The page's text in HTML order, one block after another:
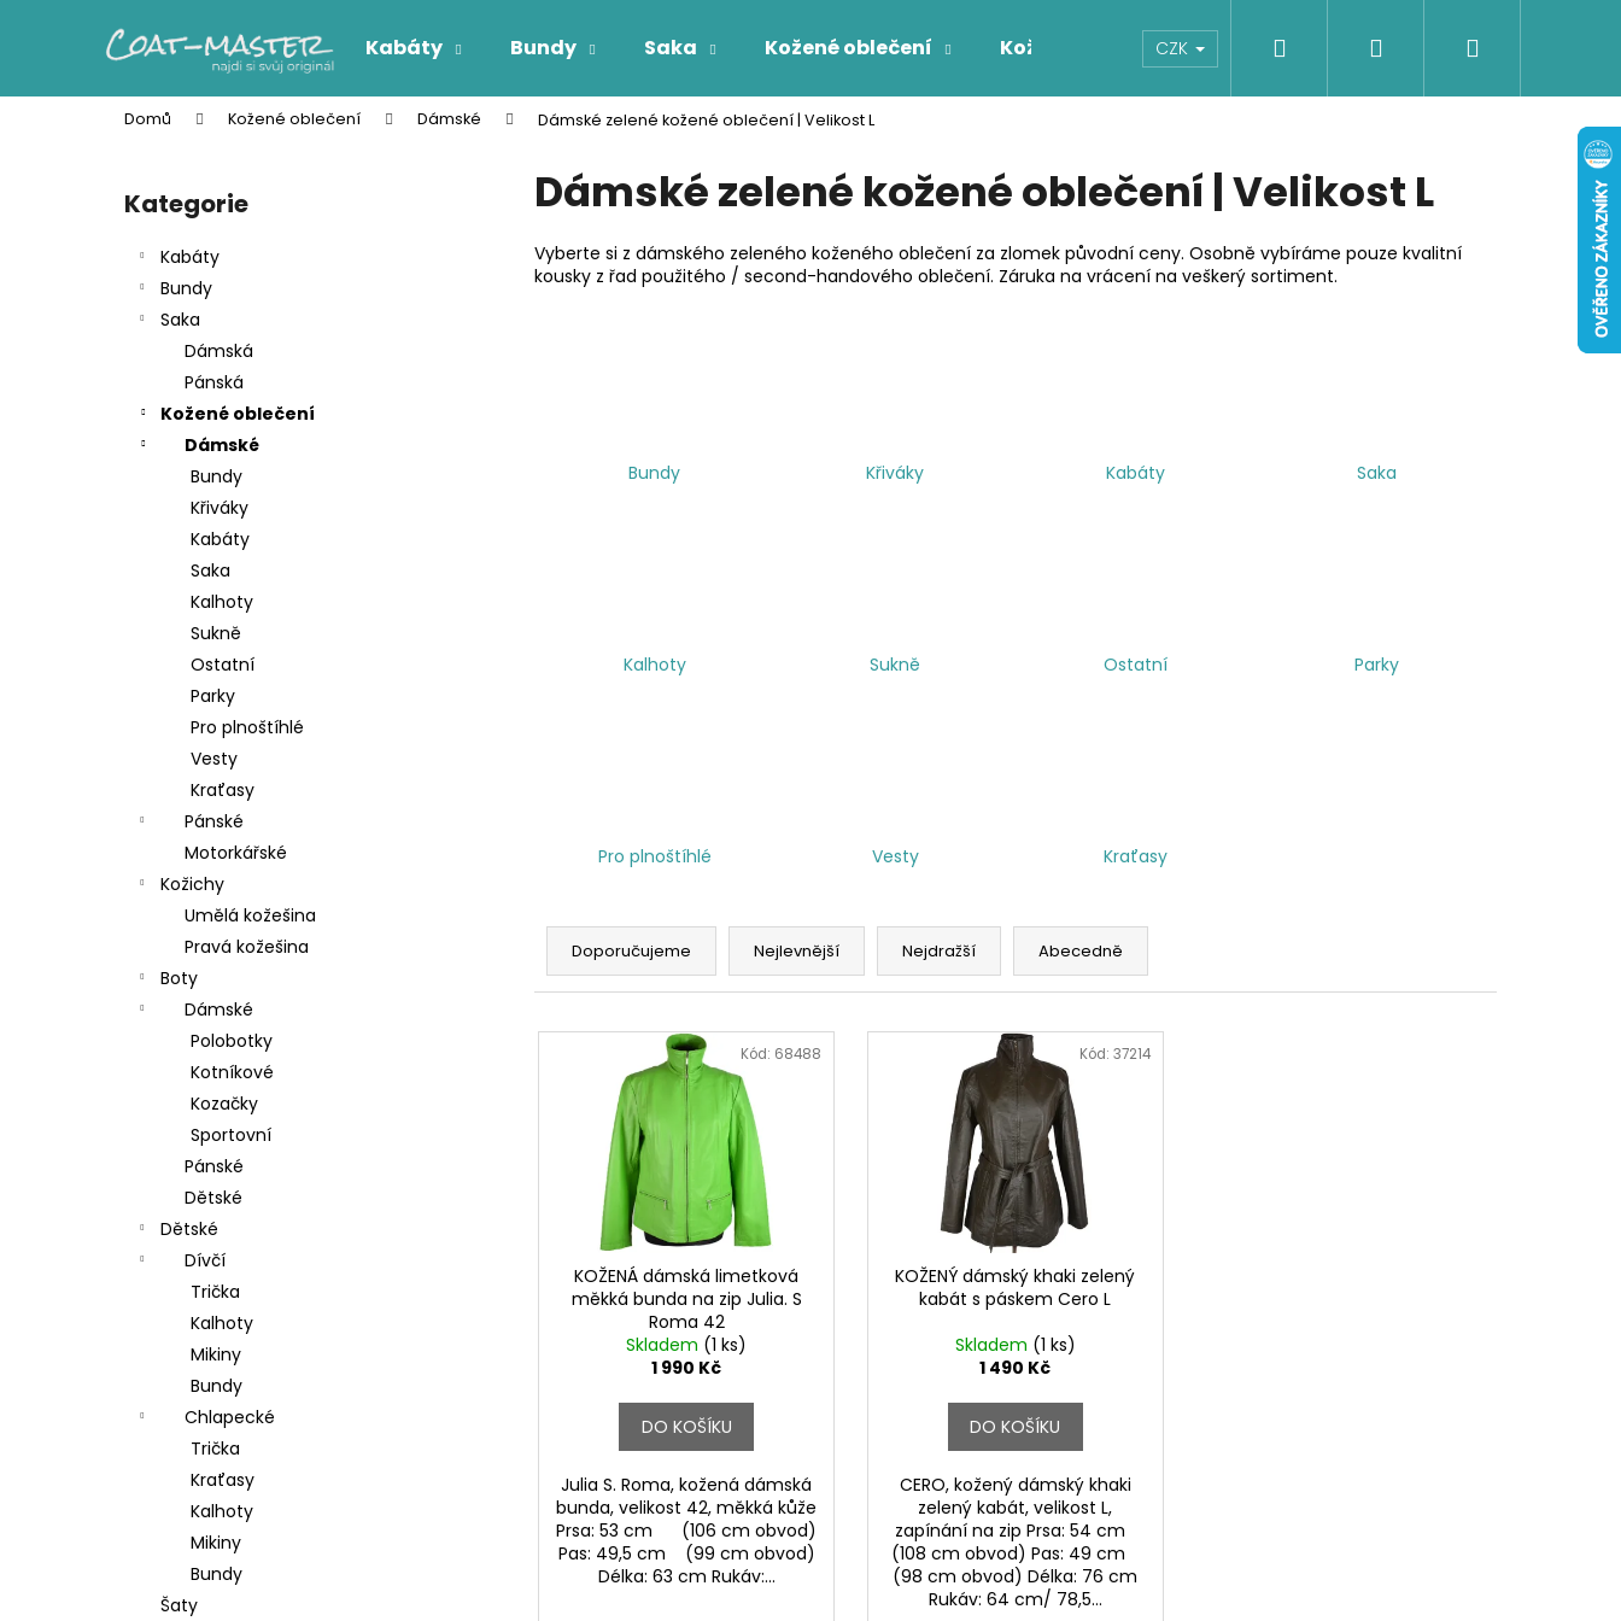
Kabáty Bundy Saka Kožené oblečení Kožichy Boty Dětské
CZK Přihlášení
Domů Kožené oblečení Dámské Dámské zelené kožené oblečení | Velikost L
Přeskočit
kategorie
Kategorie
Kabáty
Bundy
Saka
Dámská
Pánská
Kožené oblečení
Dámské
Bundy
Křiváky
Kabáty
Saka
Kalhoty
Sukně
Ostatní
Parky
Pro plnoštíhlé
Vesty
Kraťasy
Pánské
Motorkářské
Kožichy
Umělá kožešina
Pravá kožešina
Boty
Dámské
Polobotky
Kotníkové
Kozačky
Sportovní
Pánské
Dětské
Dětské
Dívčí
Trička
Kalhoty
Mikiny
Bundy
Chlapecké
Trička
Kraťasy
Kalhoty
Mikiny
Bundy
Šaty
Dámské zelené kožené oblečení | Velikost L
Vyberte si z dámského zeleného koženého oblečení za zlomek původní ceny. Osobně vybíráme pouze kvalitní
kousky z řad použitého / second-handového oblečení. Záruka na vrácení na veškerý sortiment.
Bundy Křiváky Kabáty Saka
Kalhoty Sukně Ostatní Parky
Pro plnoštíhlé Vesty Kraťasy
Ř
z
Doporučujeme Nejlevnější Nejdražší Abecedně
V
KOŽENÁ dámská limetková
měkká bunda na zip Julia. S
Roma 42
Skladem (1 ks)
1 990 Kč
DO KOŠÍKU
Julia S. Roma, kožená dámská
bunda, velikost 42, měkká kůže
Prsa: 53 cm (106 cm obvod)
Pas: 49,5 cm (99 cm obvod)
Délka: 63 cm Rukáv:...
Kód: 68488
KOŽENÝ dámský khaki zelený
kabát s páskem Cero L
Skladem (1 ks)
1 490 Kč
DO KOŠÍKU
CERO, kožený dámský khaki
zelený kabát, velikost L,
zapínání na zip Prsa: 54 cm
(108 cm obvod) Pas: 49 cm
(98 cm obvod) Délka: 76 cm
Rukáv: 64 cm/ 78,5...
Kód: 37214
í
Zpět
do
obchodu
Zpět
do
obchodu
Co potřebujete najít?